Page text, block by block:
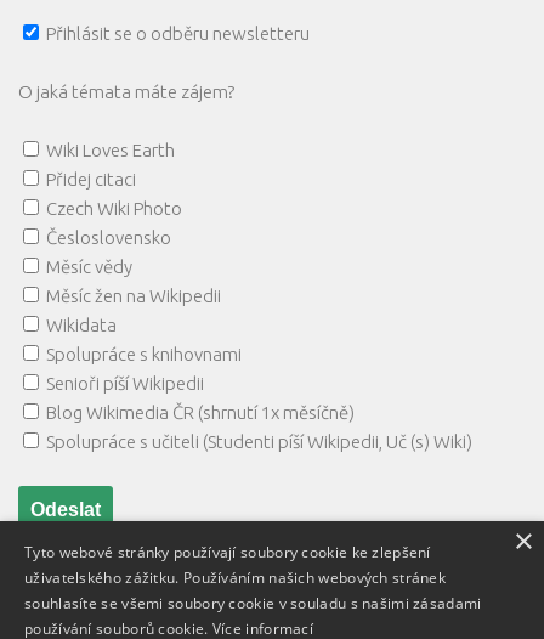
Přihlásit se o odběru newsletteru
O jaká témata máte zájem?
Wiki Loves Earth
Přidej citaci
Czech Wiki Photo
Česloslovensko
Měsíc vědy
Měsíc žen na Wikipedii
Wikidata
Spolupráce s knihovnami
Senioři píší Wikipedii
Blog Wikimedia ČR (shrnutí 1x měsíčně)
Spolupráce s učiteli (Studenti píší Wikipedii, Uč (s) Wiki)
×
Tyto webové stránky používají soubory cookie ke zlepšení
uživatelského zážitku. Používáním našich webových stránek
souhlasíte se všemi soubory cookie v souladu s našimi zásadami
používání souborů cookie. Více informací